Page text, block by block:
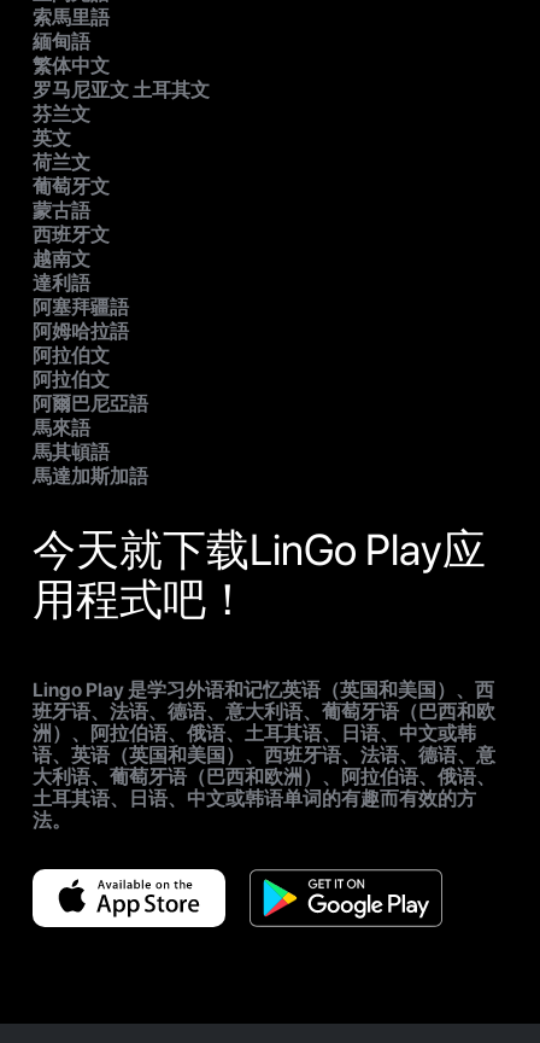
索馬里語
緬甸語
繁体中文
罗马尼亚文 土耳其文
芬兰文
英文
荷兰文
葡萄牙文
蒙古語
西班牙文
越南文
達利語
阿塞拜疆語
阿姆哈拉語
阿拉伯文
阿拉伯文
阿爾巴尼亞語
馬來語
馬其頓語
馬達加斯加語
今天就下载LinGo Play应
用程式吧！
Lingo Play 是学习外语和记忆英语（英国和美国）、西
班牙语、法语、德语、意大利语、葡萄牙语（巴西和欧
洲）、阿拉伯语、俄语、土耳其语、日语、中文或韩
语、英语（英国和美国）、西班牙语、法语、德语、意
大利语、葡萄牙语（巴西和欧洲）、阿拉伯语、俄语、
土耳其语、日语、中文或韩语单词的有趣而有效的方
法。